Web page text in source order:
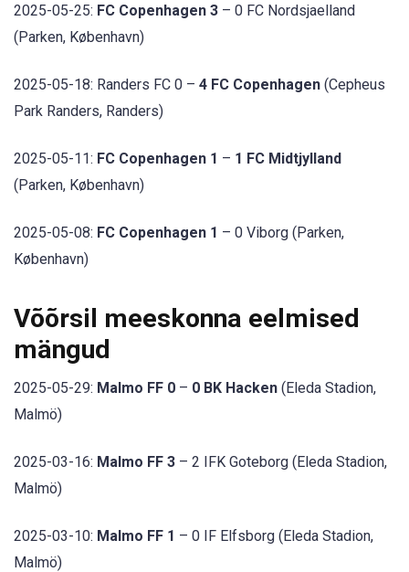
2025-05-25: FC Copenhagen 3 – 0 FC Nordsjaelland
(Parken, København)
2025-05-18: Randers FC 0 – 4 FC Copenhagen (Cepheus
Park Randers, Randers)
2025-05-11: FC Copenhagen 1 – 1 FC Midtjylland
(Parken, København)
2025-05-08: FC Copenhagen 1 – 0 Viborg (Parken,
København)
Võõrsil meeskonna eelmised
mängud
2025-05-29: Malmo FF 0 – 0 BK Hacken (Eleda Stadion,
Malmö)
2025-03-16: Malmo FF 3 – 2 IFK Goteborg (Eleda Stadion,
Malmö)
2025-03-10: Malmo FF 1 – 0 IF Elfsborg (Eleda Stadion,
Malmö)